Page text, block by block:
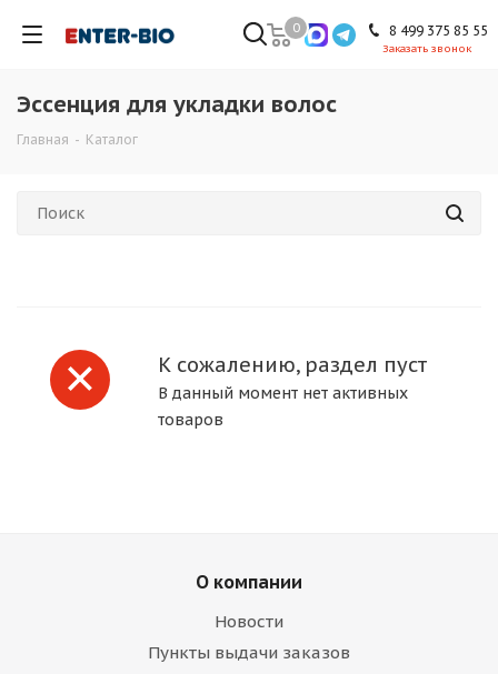
8 499 375 85 55
Заказать звонок
0
Эссенция для укладки волос
Главная - Каталог
К сожалению, раздел пуст
В данный момент нет активных
товаров
О компании
Новости
Пункты выдачи заказов